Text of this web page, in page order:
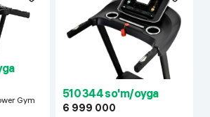
Gym
510 344 so'm/oyga
6 999 000